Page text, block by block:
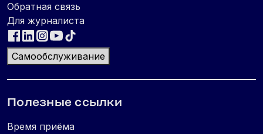
Обратная связь
Для журналиста
Самообслуживание
Полезные ссылки
Время приёма